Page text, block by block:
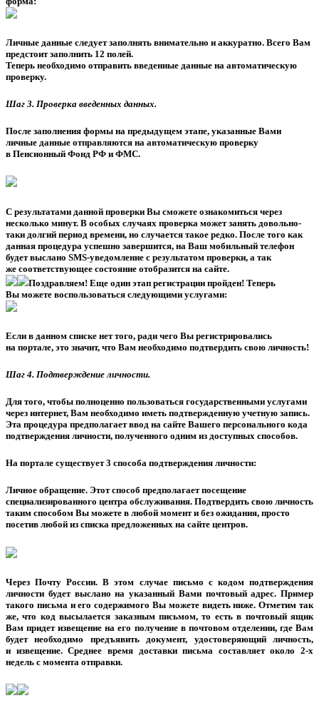
Личные данные следует заполнять внимательно и аккуратно. Всего Вам
предстоит заполнить 12 полей.
Теперь необходимо отправить введенные данные на автоматическую
проверку.
Шаг 3. Проверка введенных данных.
После заполнения формы на предыдущем этапе, указанные Вами
личные данные отправляются на автоматическую проверку
в Пенсионный Фонд РФ и ФМС.
С результатами данной проверки Вы сможете ознакомиться через
несколько минут. В особых случаях проверка может занять довольно-
таки долгий период времени, но случается такое редко. После того как
данная процедура успешно завершится, на Ваш мобильный телефон
будет выслано SMS-уведомление с результатом проверки, а так
же соответствующее состояние отобразится на сайте.
Поздравляем! Еще один этап регистрации пройден! Теперь
Вы можете воспользоваться следующими услугами:
Если в данном списке нет того, ради чего Вы регистрировались
на портале, это значит, что Вам необходимо подтвердить свою личность!
Шаг 4. Подтверждение личности.
Для того, чтобы полноценно пользоваться государственными услугами
через интернет, Вам необходимо иметь подтвержденную учетную запись.
Эта процедура предполагает ввод на сайте Вашего персонального кода
подтверждения личности, полученного одним из доступных способов.
На портале существует 3 способа подтверждения личности:
Личное обращение. Этот способ предполагает посещение
специализированного центра обслуживания. Подтвердить свою личность
таким способом Вы можете в любой момент и без ожидания, просто
посетив любой из списка предложенных на сайте центров.
Через Почту России. В этом случае письмо с кодом подтверждения
личности будет выслано на указанный Вами почтовый адрес. Пример
такого письма и его содержимого Вы можете видеть ниже. Отметим так
же, что код высылается заказным письмом, то есть в почтовый ящик
Вам придет извещение на его получение в почтовом отделении, где Вам
будет необходимо предъявить документ, удостоверяющий личность,
и извещение. Среднее время доставки письма составляет около 2-х
недель с момента отправки.